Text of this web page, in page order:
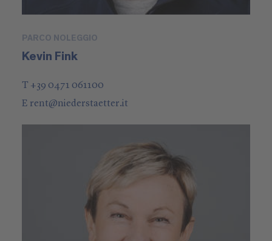
PARCO NOLEGGIO
Kevin Fink
T +39 0471 061100
E rent@niederstaetter.it